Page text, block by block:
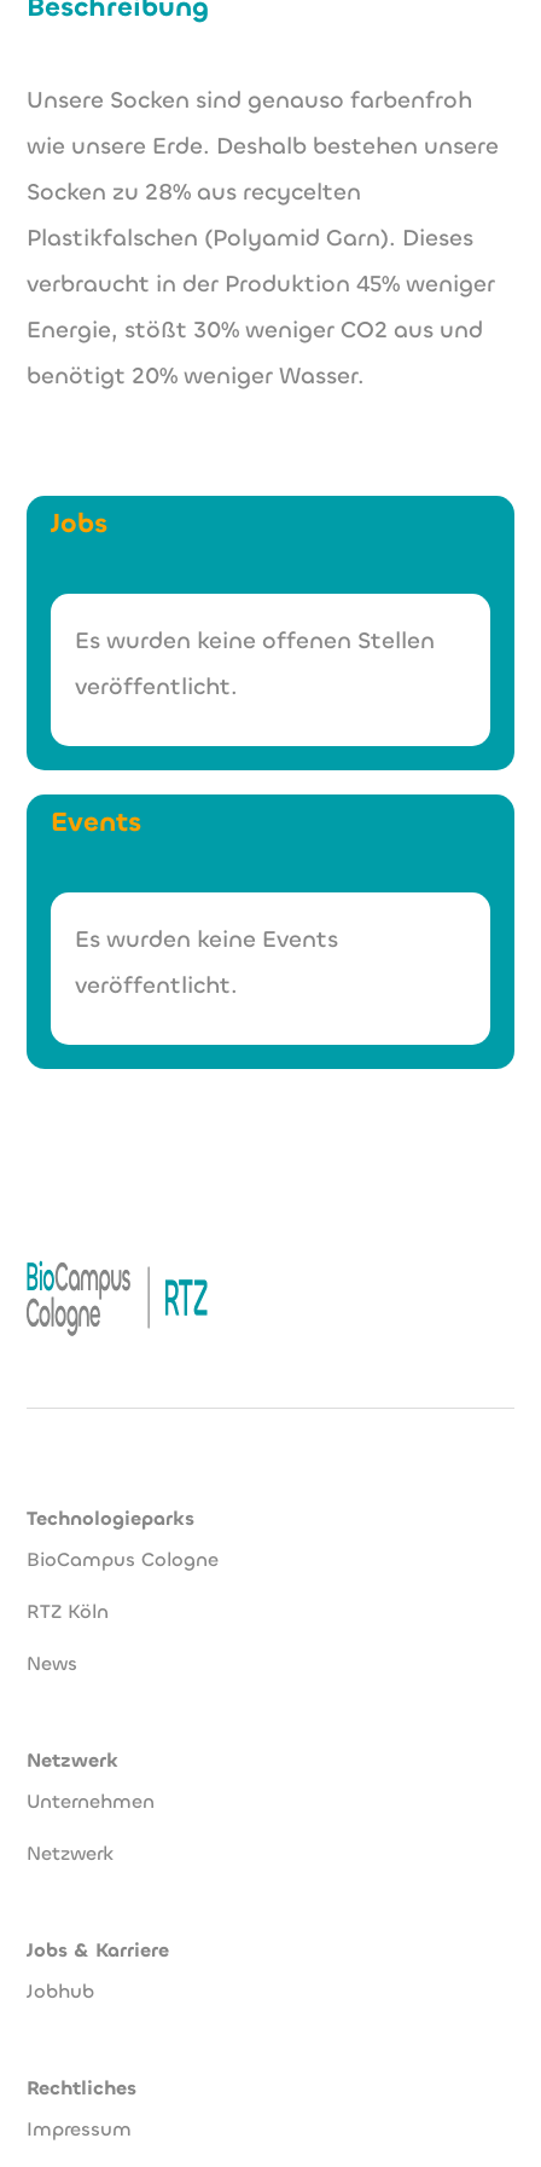
Unsere Socken sind genauso farbenfroh
wie unsere Erde. Deshalb bestehen unsere
Socken zu 28% aus recycelten
Plastikfalschen (Polyamid Garn). Dieses
verbraucht in der Produktion 45% weniger
Energie, stößt 30% weniger CO2 aus und
benötigt 20% weniger Wasser.
Jobs
Es wurden keine offenen Stellen
veröffentlicht.
Events
Es wurden keine Events
veröffentlicht.
Technologieparks
BioCampus Cologne
RTZ Köln
News
Netzwerk
Unternehmen
Netzwerk
Jobs & Karriere
Jobhub
Rechtliches
Impressum